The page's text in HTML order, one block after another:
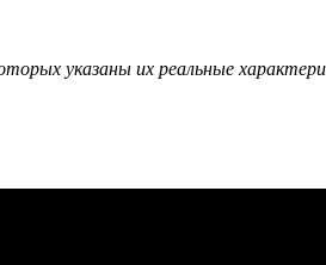
указаны их реальные